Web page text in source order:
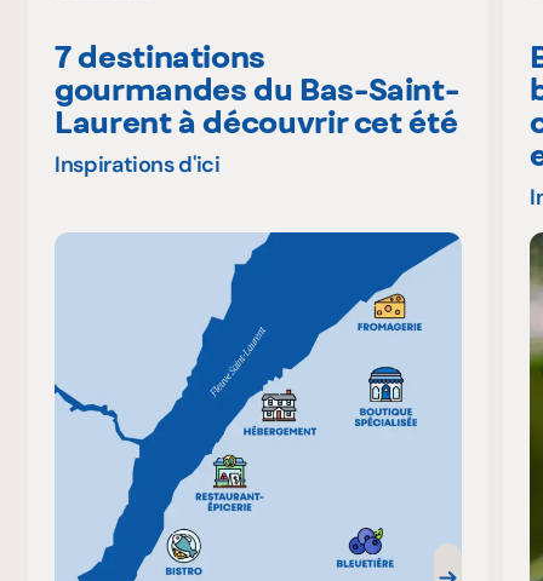
7 destinations
gourmandes du Bas-Saint-
Laurent à découvrir cet été
Inspirations d'ici